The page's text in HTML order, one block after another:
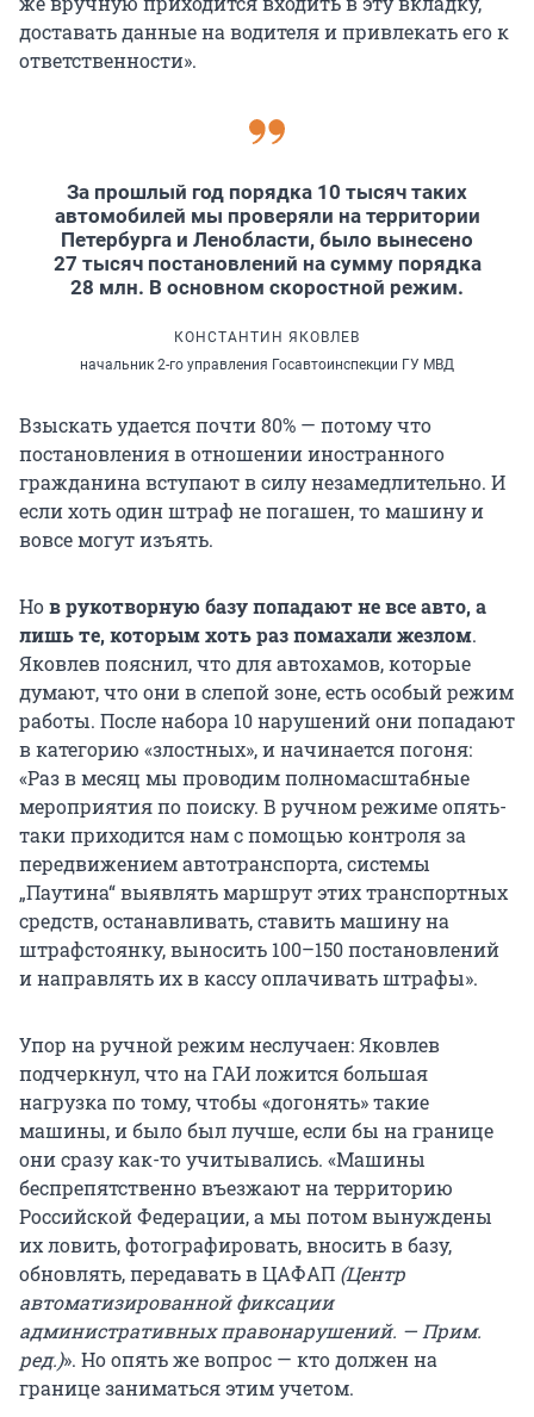
доставать данные на водителя и привлекать его к
ответственности».
За прошлый год порядка 10 тысяч таких
автомобилей мы проверяли на территории
Петербурга и Ленобласти, было вынесено
27 тысяч постановлений на сумму порядка
28 млн. В основном скоростной режим.
КОНСТАНТИН ЯКОВЛЕВ
начальник 2-го управления Госавтоинспекции ГУ МВД
Взыскать удается почти 80% — потому что
постановления в отношении иностранного
гражданина вступают в силу незамедлительно. И
если хоть один штраф не погашен, то машину и
вовсе могут изъять.
Нов рукотворную базу попадают не все авто, а
лишь те, которым хоть раз помахали жезлом.
Яковлев пояснил, что для автохамов, которые
думают, что они в слепой зоне, есть особый режим
работы. После набора 10 нарушений они попадают
в категорию «злостных», и начинается погоня:
«Раз в месяц мы проводим полномасштабные
мероприятия по поиску. В ручном режиме опять-
таки приходится нам с помощью контроля за
передвижением автотранспорта, системы
„Паутина“ выявлять маршрут этих транспортных
средств, останавливать, ставить машину на
штрафстоянку, выносить 100–150 постановлений
и направлять их в кассу оплачивать штрафы».
Упор на ручной режим неслучаен: Яковлев
подчеркнул, что на ГАИ ложится большая
нагрузка по тому, чтобы «догонять» такие
машины, и было был лучше, если бы на границе
они сразу как-то учитывались. «Машины
беспрепятственно въезжают на территорию
Российской Федерации, а мы потом вынуждены
их ловить, фотографировать, вносить в базу,
обновлять, передавать в ЦАФАП (Центр
автоматизированной фиксации
административных правонарушений. — Прим.
ред.)». Но опять же вопрос — кто должен на
границе заниматься этим учетом.